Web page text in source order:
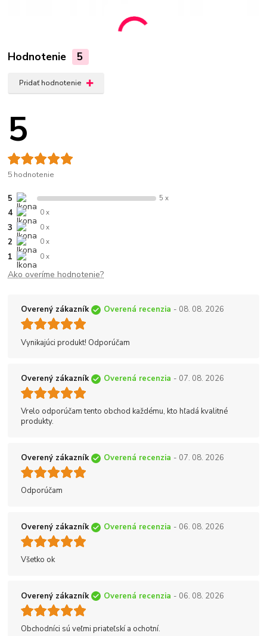
Hodnotenie 5
Pridať hodnotenie
5
5 hodnotenie
5 5 x
4 0 x
3 0 x
2 0 x
1 0 x
Ako overíme hodnotenie?
Overený zákazník Overená recenzia - 08. 08. 2026
Vynikajúci produkt! Odporúčam
Overený zákazník Overená recenzia - 07. 08. 2026
Vrelo odporúčam tento obchod každému, kto hľadá kvalitné
produkty.
Overený zákazník Overená recenzia - 07. 08. 2026
Odporúčam
Overený zákazník Overená recenzia - 06. 08. 2026
Všetko ok
Overený zákazník Overená recenzia - 06. 08. 2026
Obchodníci sú veľmi priateľskí a ochotní.